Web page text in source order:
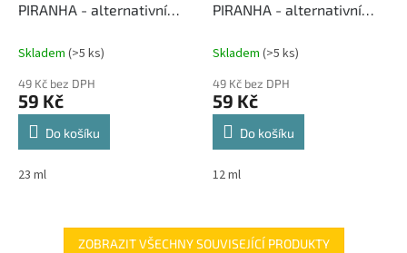
PIRANHA - alternativní
Skladem (>5 ks)
49 Kč bez DPH
59 Kč
Do košíku
23 ml
PIRANHA - alternativní
Skladem (>5 ks)
49 Kč bez DPH
59 Kč
Do košíku
12 ml
ZOBRAZIT VŠECHNY SOUVISEJÍCÍ PRODUKTY